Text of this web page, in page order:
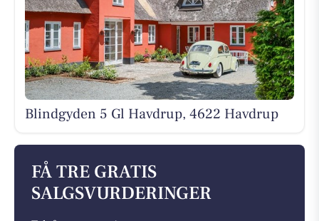
Blindgyden 5 Gl Havdrup, 4622 Havdrup
FÅ TRE GRATIS
SALGSVURDERINGER